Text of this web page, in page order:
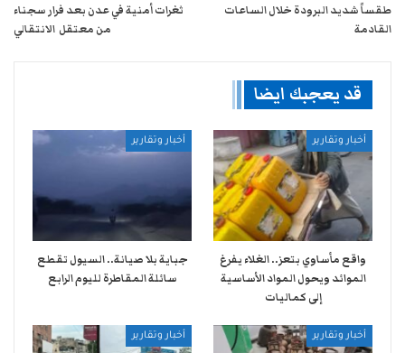
طقساً شديد البرودة خلال الساعات
القادمة
ثغرات أمنية في عدن بعد فرار سجناء
من معتقل الانتقالي
قد يعجبك ايضا
أخبار وتقارير
واقع مأساوي بتعز.. الغلاء يفرغ
الموائد ويحول المواد الأساسية
إلى كماليات
أخبار وتقارير
جباية بلا صيانة.. السيول تقطع
سائلة المقاطرة لليوم الرابع
أخبار وتقارير أخبار وتقارير